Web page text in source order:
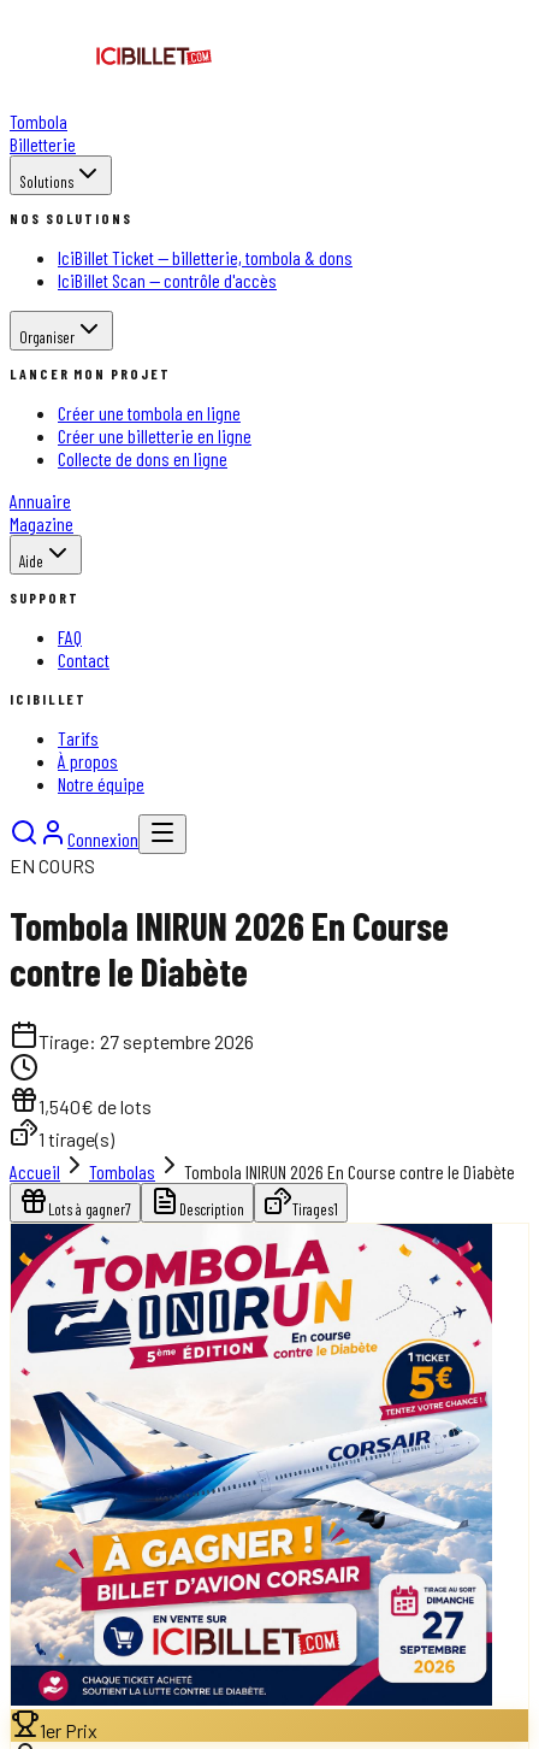
Tombola
Billetterie
Solutions
NOS SOLUTIONS
IciBillet Ticket — billetterie, tombola & dons
IciBillet Scan — contrôle d'accès
Organiser
LANCER MON PROJET
Créer une tombola en ligne
Créer une billetterie en ligne
Collecte de dons en ligne
Annuaire
Magazine
Aide
SUPPORT
FAQ
Contact
ICIBILLET
Tarifs
À propos
Notre équipe
Connexion
EN COURS
Tombola INIRUN 2026 En Course
contre le Diabète
Tirage: 27 septembre 2026
1,540€ de lots
1 tirage(s)
Accueil
Tombolas Tombola INIRUN 2026 En Course contre le Diabète
Lots à gagner7 Description Tirages1
1er Prix